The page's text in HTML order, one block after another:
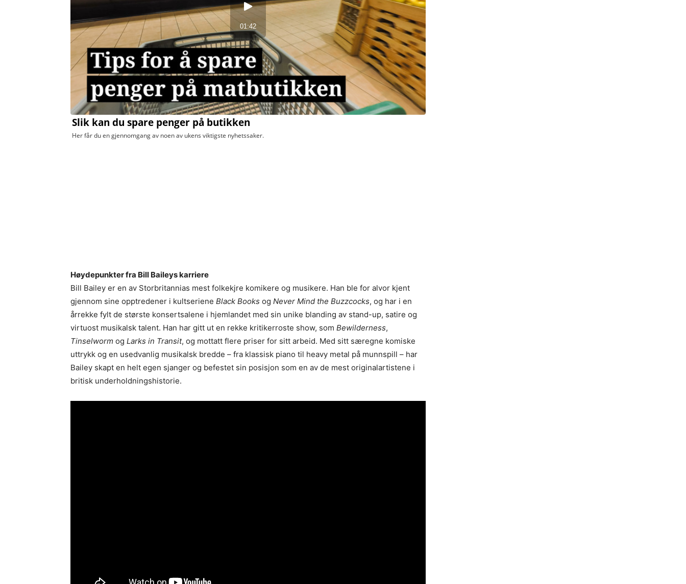
Høydepunkter fra Bill Baileys karriere
Bill Bailey er en av Storbritannias mest folkekjre komikere og musikere. Han ble for alvor kjent
gjennom sine opptredener i kultseriene Black Books og Never Mind the Buzzcocks, og har i en
årrekke fylt de største konsertsalene i hjemlandet med sin unike blanding av stand-up, satire og
virtuost musikalsk talent. Han har gitt ut en rekke kritikerroste show, som Bewilderness,
Tinselworm og Larks in Transit, og mottatt flere priser for sitt arbeid. Med sitt særegne komiske
uttrykk og en usedvanlig musikalsk bredde – fra klassisk piano til heavy metal på munnspill – har
Bailey skapt en helt egen sjanger og befestet sin posisjon som en av de mest originalartistene i
britisk underholdningshistorie.